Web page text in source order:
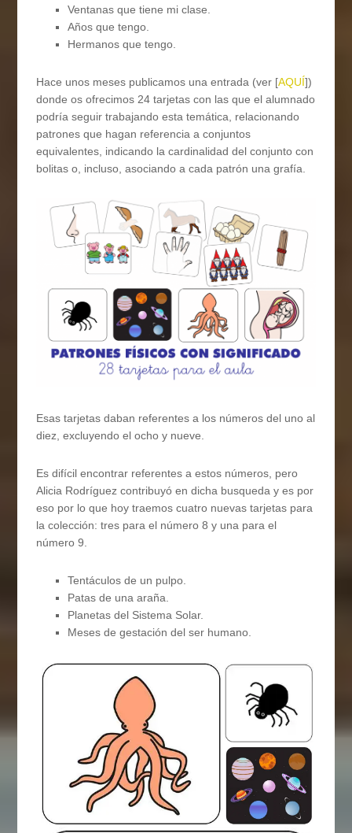
Ventanas que tiene mi clase.
Años que tengo.
Hermanos que tengo.
Hace unos meses publicamos una entrada (ver [AQUÍ])
donde os ofrecimos 24 tarjetas con las que el alumnado
podría seguir trabajando esta temática, relacionando
patrones que hagan referencia a conjuntos
equivalentes, indicando la cardinalidad del conjunto con
bolitas o, incluso, asociando a cada patrón una grafía.
Esas tarjetas daban referentes a los números del uno al
diez, excluyendo el ocho y nueve.
Es difícil encontrar referentes a estos números, pero
Alicia Rodríguez contribuyó en dicha busqueda y es por
eso por lo que hoy traemos cuatro nuevas tarjetas para
la colección: tres para el número 8 y una para el
número 9.
Tentáculos de un pulpo.
Patas de una araña.
Planetas del Sistema Solar.
Meses de gestación del ser humano.